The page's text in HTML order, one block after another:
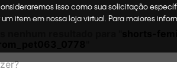
isso como sua solicitação
item em nossa loja virtual. Para maiores